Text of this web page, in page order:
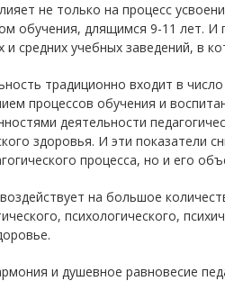
не только на процесс
обучения, длящимся 9-11 лет. И
средних учебных заведений, в
традиционно входит в
процессов обучения и
деятельности
здоровья. И эти
процесса, но и его
на большое
психологического,
и душевное равновесие